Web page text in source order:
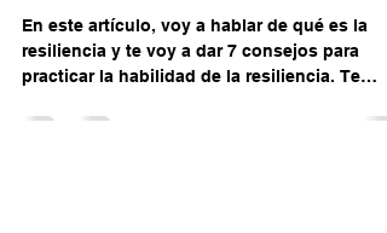
En este artículo, voy a hablar de qué es la
resiliencia y te voy a dar 7 consejos para
practicar la habilidad de la resiliencia. Te